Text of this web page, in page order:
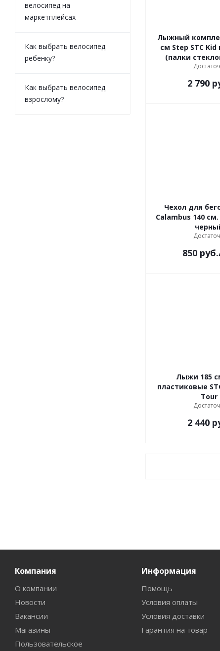
Лыжный
см Step STC Kid крепл. STC
(палки
2 790
Чехол для
Calambus 140
850руб.
Лыжи 185
пластиковые
Tour
2 440
велосипед на
маркетплейсах
Как выбрать велосипед
ребенку?
Как выбрать велосипед
взрослому?
Компания
О компании
Новости
Вакансии
Магазины
Пользовательское
Информация
Помощь
Условия оплаты
Условия доставки
Гарантия на товар